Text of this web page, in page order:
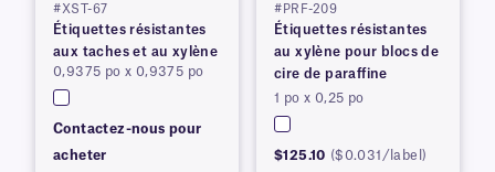
#XST-67
Étiquettes résistantes
aux taches et au xylène
0,9375 po x 0,9375 po
Contactez-nous pour
acheter
#PRF-209
Étiquettes résistantes
au xylène pour blocs de
cire de paraffine
1 po x 0,25 po
$125.10 ($0.031/label)